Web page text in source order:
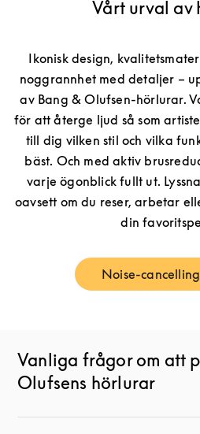
Vårt urval av
Ikonisk design,
noggrannhet med detaljer –
av Bang & Olufsen-hörlurar.
för att återge ljud så som
till dig vilken stil och vilka
bäst. Och med aktiv
varje ögonblick fullt ut.
oavsett om du reser, arbetar
din
Noise-
Vanliga frågor om att
Olufsens hörlurar